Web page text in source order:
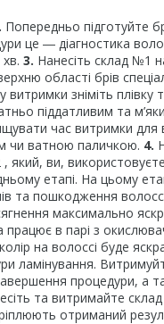
Попередньо підготуйте
це ― діагностика
3. Нанесіть склад №1
області брів
витримки зніміть
піддатливим та
час витримки для
чи ватною паличкою. 4.
який, ви,
етапі. На цьому
та пошкодження
максимально
в парі з
на волоссі буде
ламінування.
процедури, а
та витримайте
отриманий